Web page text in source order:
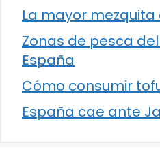
La mayor
Zonas de pesca
España
Cómo consumir
España cae ante